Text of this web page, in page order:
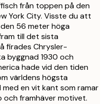
från toppen på den
York City. Visste du att
56 meter höga
till det sista
firades Chrysler-
byggnad 1930 och
hade vid den tiden
världens högsta
en vit kant som ramar
och framhäver motivet.